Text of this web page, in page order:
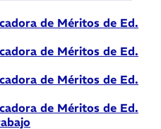
de Méritos de Ed.
de Méritos de Ed.
de Méritos de Ed.
de Méritos de Ed.